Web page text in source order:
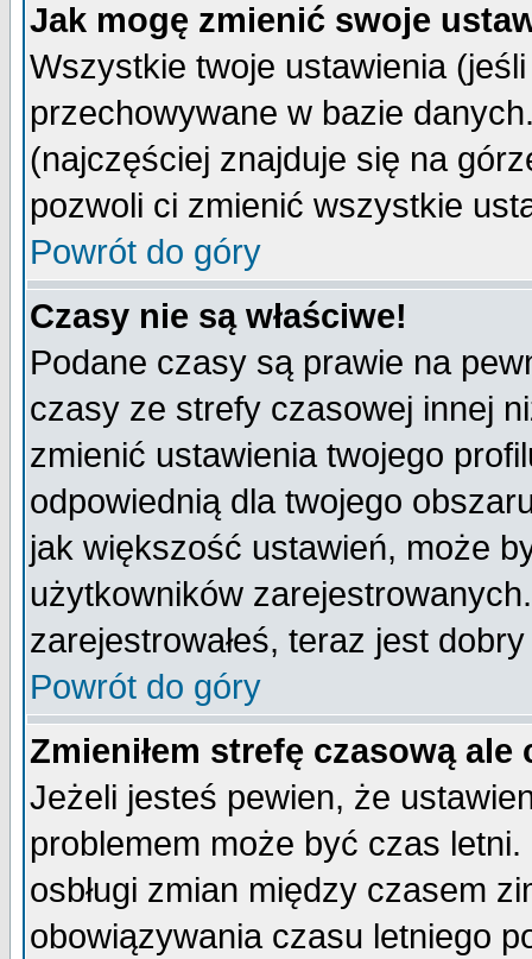
Jak mogę zmienić swoje
Wszystkie twoje ustawienia
przechowywane w bazie
(najczęściej znajduje się na
pozwoli ci zmienić wszystkie
Powrót do góry
Czasy nie są właściwe!
Podane czasy są prawie na
czasy ze strefy czasowej innej
zmienić ustawienia twojego
odpowiednią dla twojego
jak większość ustawień, może
użytkowników
zarejestrowałeś, teraz jest
Powrót do góry
Zmieniłem strefę czasową
Jeżeli jesteś pewien, że
problemem może być czas
osbługi zmian między czasem
obowiązywania czasu letniego